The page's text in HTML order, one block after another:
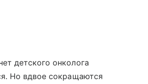
детского онколога
Но вдвое сокращаются